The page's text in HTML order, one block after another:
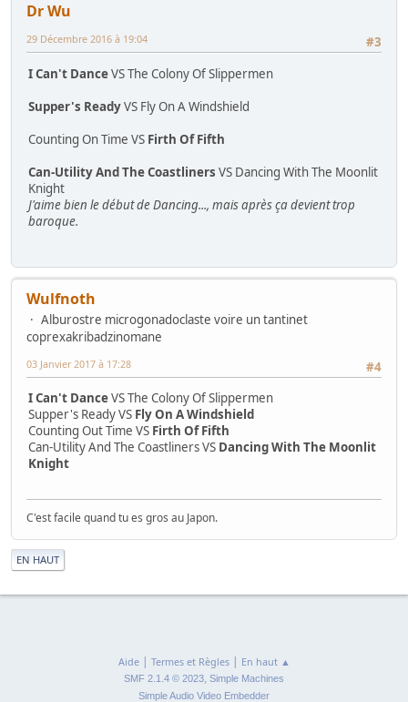
Dr Wu
#3
29 Décembre 2016 à 19:04
I Can't DanceVS The Colony Of Slippermen
Supper's ReadyVS Fly On A Windshield
Counting On Time VS Firth Of Fifth
Can-Utility And The Coastliners VS Dancing With The Moonlit
Knight
J'aime bien le début de Dancing..., mais après ça devient trop
baroque.
Wulfnoth
Alburostre microgonadoclaste voire un tantinet
coprexakribadzinomane
#4
03 Janvier 2017 à 17:28
I Can't DanceVS The Colony Of Slippermen
Supper's Ready VS Fly On A Windshield
Counting Out Time VS Firth Of Fifth
Can-Utility And The Coastliners VS Dancing With The Moonlit
Knight
C'est facile quand tu es gros au Japon.
EN HAUT
Aide| Termes et Règles| En haut ▲
SMF 2.1.4 © 2023, Simple Machines
Simple Audio Video Embedder